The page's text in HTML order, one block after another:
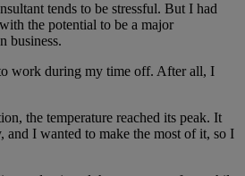
tends to be stressful. But I had
the potential to be a major
business.
work during my time off. After all, I
the temperature reached its peak. It
and I wanted to make the most of it, so I